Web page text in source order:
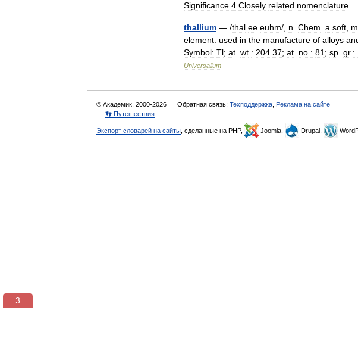
Significance 4 Closely related nomenclature
thallium — /thal ee euhm/, n Chem a soft
element: used in the manufacture of alloys
Symbol: Tl; at wt : 204 37; at no : 81 ; sp gr. :
Universalium
© Академик, 2000-2026 Обратная связь: Техподдержка Реклама на сайте
👣 Путешествия
Экспорт словарей на сайты , сделанные на PHP, Joomla, Drupal,
2